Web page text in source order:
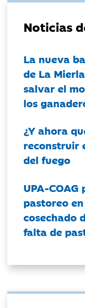
Noticias
La nueva
de La
salvar el
los
¿Y ahora
reconstruir
del fuego
UPA-
pastoreo
cosechado
falta de